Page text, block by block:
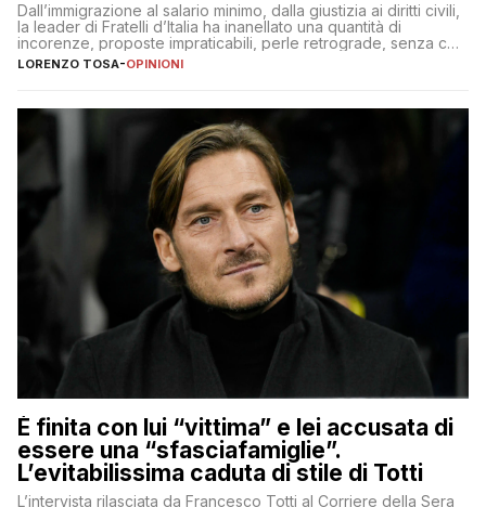
Dall’immigrazione al salario minimo, dalla giustizia ai diritti civili,
la leader di Fratelli d’Italia ha inanellato una quantità di
incorenze, proposte impraticabili, perle retrograde, senza che
nessuno – a destra come a sinistra – glielo abbia fatto notare
LORENZO TOSA-OPINIONI
È finita con lui “vittima” e lei accusata di
essere una “sfasciafamiglie”.
L’evitabilissima caduta di stile di Totti
L’intervista rilasciata da Francesco Totti al Corriere della Sera